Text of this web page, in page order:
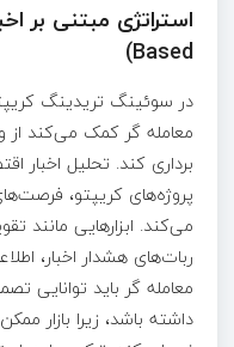
Based)
در سوئینگ تریدینگ
معامله‌ گر کمک می‌کند از
برداری کند. تحلیل اخبار
پروژه‌های کریپتو،
می‌کند. ابزارهایی مانند
ربات‌های هشدار اخبار،
معامله‌ گر باید توانایی
داشته باشد، زیرا بازار